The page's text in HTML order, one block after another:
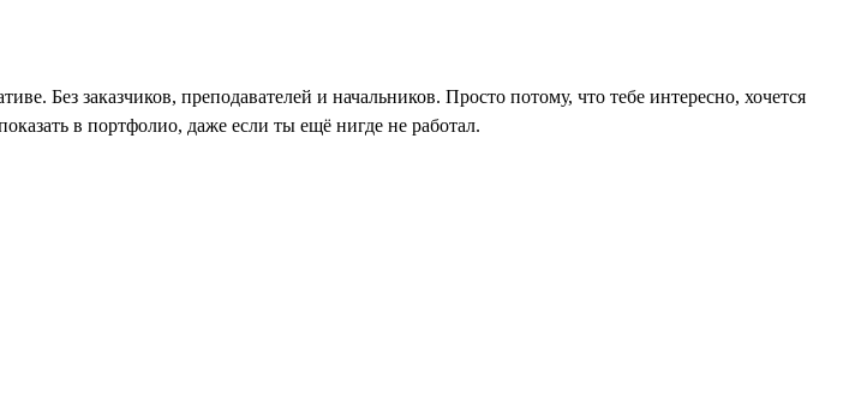
Без заказчиков, преподавателей и начальников. Просто потому, что тебе интересно, хочется
в портфолио, даже если ты ещё нигде не работал.